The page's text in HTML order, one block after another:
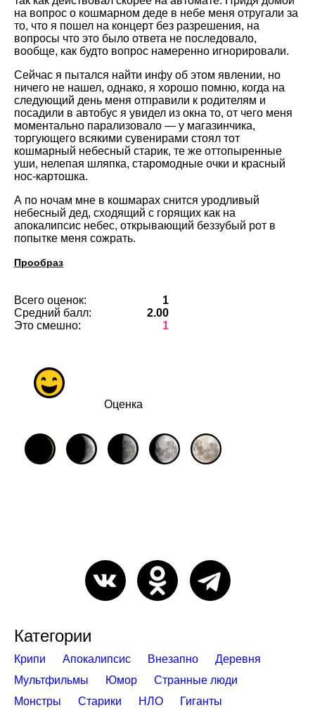
на вопрос о кошмарном деде в небе меня отругали за
то, что я пошел на концерт без разрешения, на
вопросы что это было ответа не последовало,
вообще, как будто вопрос намеренно игнорировали.
Сейчас я пытался найти инфу об этом явлении, но
ничего не нашел, однако, я хорошо помню, когда на
следующий день меня отправили к родителям и
посадили в автобус я увидел из окна то, от чего меня
моментально парализовало — у магазинчика,
торгующего всякими сувенирами стоял тот
кошмарный небесный старик, те же оттопыренные
уши, нелепая шляпка, старомодные очки и красный
нос-картошка.
А по ночам мне в кошмарах снится уродливый
небесный дед, сходящий с горящих как на
апокалипсис небес, открывающий беззубый рот в
попытке меня сожрать.
Прообраз
Всего оценок:
1
Средний балл:
2.00
Это смешно:
1
Оценка
Категории
Крипи Апокалипсис Внезапно
Деревня
Мультфильмы
Юмор
Странные люди
Монстры
Старики НЛО Гиганты